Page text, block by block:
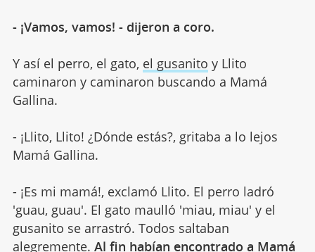
- ¡Vamos, vamos! - dijeron a coro.
Y así el perro, el gato, el gusanito y Llito
caminaron y caminaron buscando a Mamá
Gallina.
- ¡Llito, Llito! ¿Dónde estás?, gritaba a lo lejos
Mamá Gallina.
- ¡Es mi mamá!, exclamó Llito. El perro ladró
'guau, guau'. El gato maulló 'miau, miau' y el
gusanito se arrastró. Todos saltaban
alegremente. Al fin habían encontrado a Mamá